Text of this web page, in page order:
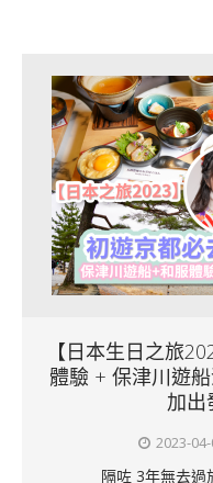
【日本生日之旅
體驗 + 保津川遊
加出
2023-04-
隔咗 3年無去過